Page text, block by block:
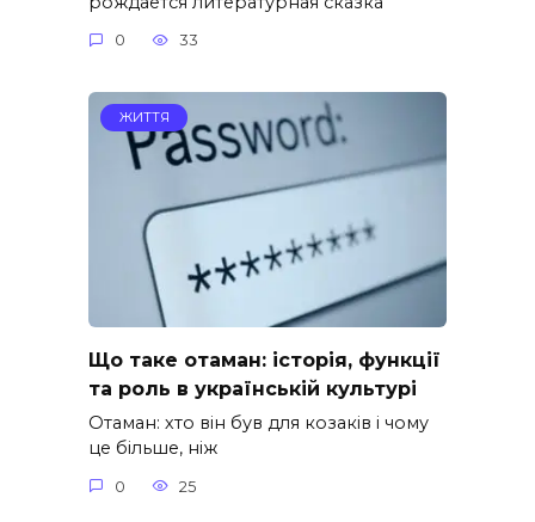
0 33
ЖИТТЯ
Що таке отаман: історія, функції
та роль в українській культурі
Отаман: хто він був для козаків і чому
це більше, ніж
0 25